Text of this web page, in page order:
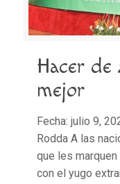
Hacer
mejor
Fecha: julio 9,
Rodda A las
que les
con el yugo